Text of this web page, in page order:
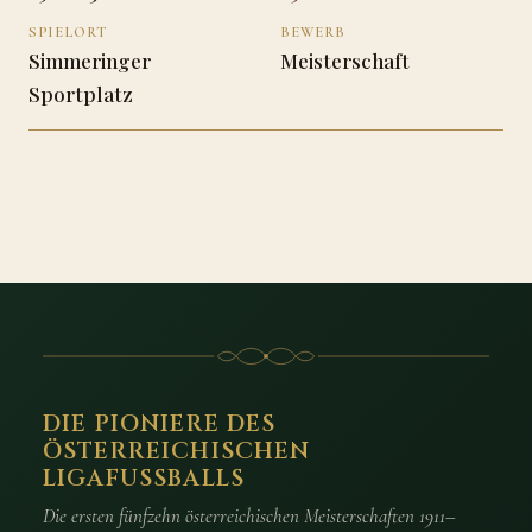
SPIELORT
Simmeringer
Sportplatz
BEWERB
Meisterschaft
DIE PIONIERE DES
ÖSTERREICHISCHEN
LIGAFUSSBALLS
Die ersten fünfzehn österreichischen Meisterschaften 1911–